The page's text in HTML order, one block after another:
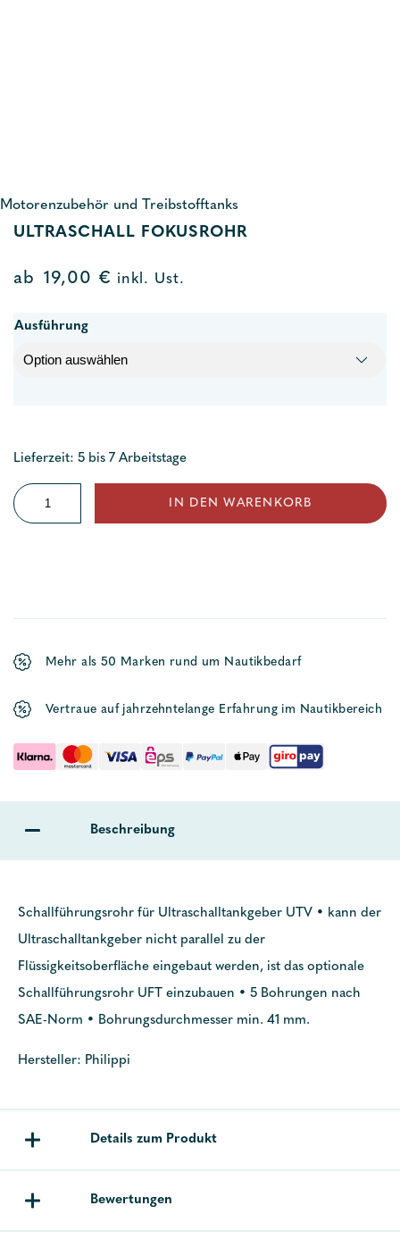
Motorenzubehör und Treibstofftanks
ULTRASCHALL FOKUSROHR
ab 19,00 € inkl. Ust.
Ausführung
Lieferzeit: 5 bis 7 Arbeitstage
Ultraschall
Fokusrohr
IN DEN WARENKORB
Mehr als 50 Marken rund um Nautikbedarf
Vertraue auf jahrzehntelange Erfahrung im Nautikbereich
Beschreibung
Schallführungsrohr für Ultraschalltankgeber UTV • kann der
Ultraschalltankgeber nicht parallel zu der
Flüssigkeitsoberfläche eingebaut werden, ist das optionale
Schallführungsrohr UFT einzubauen • 5 Bohrungen nach
SAE-Norm • Bohrungsdurchmesser min. 41 mm.
Hersteller: Philippi
Details zum Produkt
Bewertungen